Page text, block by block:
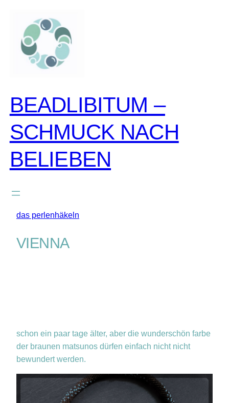
springen
BEADLIBITUM –
SCHMUCK NACH
BELIEBEN
das perlenhäkeln
VIENNA
schon ein paar tage älter, aber die wunderschön farbe
der braunen matsunos dürfen einfach nicht nicht
bewundert werden.